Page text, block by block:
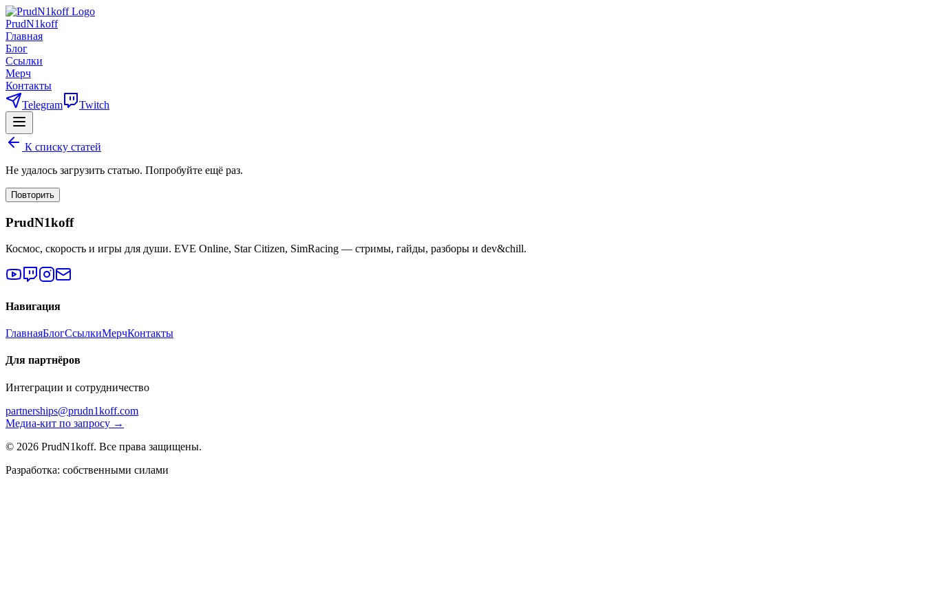
PrudN1koff
Главная
Блог
Ссылки
Мерч
Контакты
Telegram
Twitch
К списку статей
Не удалось загрузить статью. Попробуйте ещё раз.
Повторить
PrudN1koff
Космос, скорость и игры для души. EVE Online, Star Citizen, SimRacing — стримы, гайды, разборы и dev&chill.
Навигация
ГлавнаяБлогСсылкиМерчКонтакты
Для партнёров
Интеграции и сотрудничество
partnerships@prudn1koff.com
Медиа-кит по запросу →
© 2026 PrudN1koff. Все права защищены.
Разработка: собственными силами